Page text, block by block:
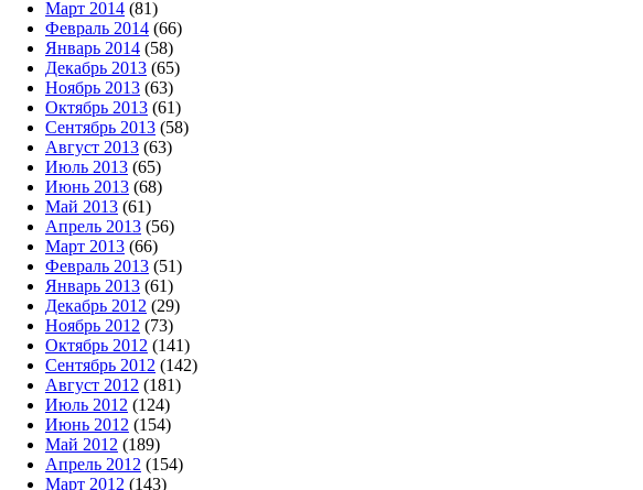
Март 2014 (81)
Февраль 2014 (66)
Январь 2014 (58)
Декабрь 2013 (65)
Ноябрь 2013 (63)
Октябрь 2013 (61)
Сентябрь 2013 (58)
Август 2013 (63)
Июль 2013 (65)
Июнь 2013 (68)
Май 2013 (61)
Апрель 2013 (56)
Март 2013 (66)
Февраль 2013 (51)
Январь 2013 (61)
Декабрь 2012 (29)
Ноябрь 2012 (73)
Октябрь 2012 (141)
Сентябрь 2012 (142)
Август 2012 (181)
Июль 2012 (124)
Июнь 2012 (154)
Май 2012 (189)
Апрель 2012 (154)
Март 2012 (143)